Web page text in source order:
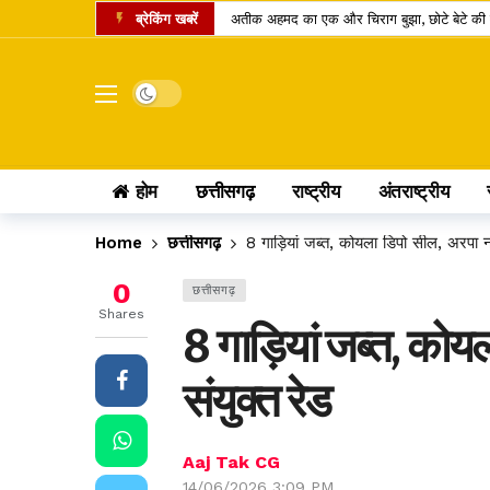
ब्रेकिंग खबरें अतीक अहमद का एक और चिराग बुझा, छोटे बेटे की
चंद्र ग्रहण 2026: क्या रक्षाबंधन के दिन भारत में
छत्तीसगढ़ में 10 टोल प्लाजा पर बढ़ी दरें, सफर के
आत्मानंद स्कूलों में शिक्षक भर्ती का बदला तरीका, अब
होटल में गहने चोरी होने पर उपभोक्ता आयोग का
छत्तीसगढ़ में खाद्य सुरक्षा व्यवस्था पर सवाल: 14
Dark mode
होम छत्तीसगढ़ राष्ट्रीय अंतराष्ट्रीय
Home छत्तीसगढ़ 8 गाड़ियां जब्त, कोयला डिपो सील,
छत्तीसगढ़
8 गाड़ियां जब्त,
संयुक्त रेड
Aaj Tak CG
0
Shares